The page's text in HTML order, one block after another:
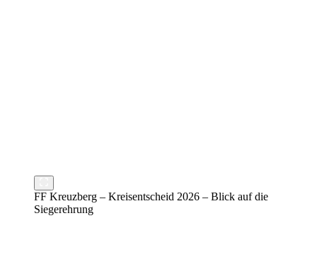
FF Kreuzberg – Kreisentscheid 2026 – Blick auf die
Siegerehrung